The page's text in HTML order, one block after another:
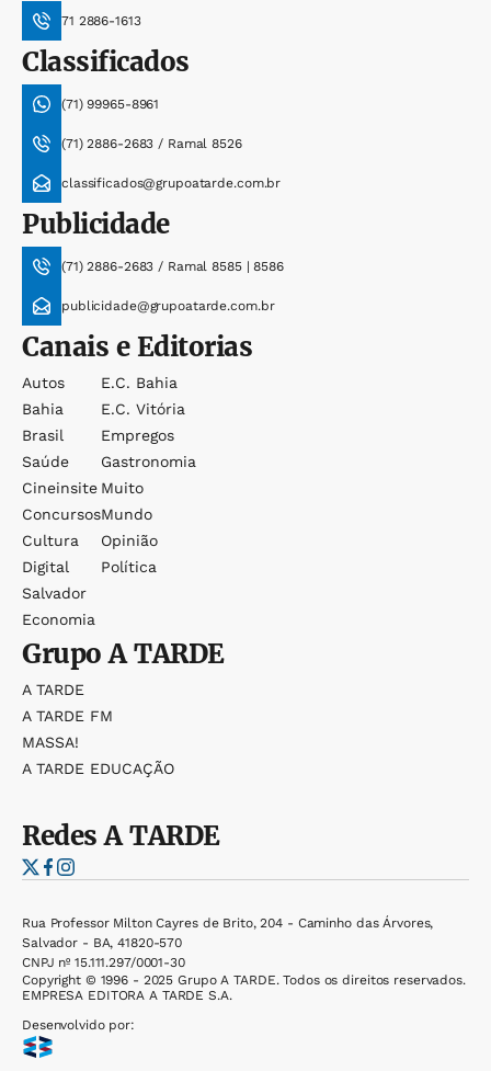
71 2886-1613
Classificados
(71) 99965-8961
(71) 2886-2683 / Ramal 8526
classificados@grupoatarde.com.br
Publicidade
(71) 2886-2683 / Ramal 8585 | 8586
publicidade@grupoatarde.com.br
Canais e Editorias
Autos
Bahia
Brasil
Saúde
Cineinsite
Concursos
Cultura
Digital
Salvador
Economia
E.c. Bahia
E.c. Vitória
Empregos
Gastronomia
Muito
Mundo
Opinião
Política
GrupoA TARDE
A TARDE
A TARDE FM
MASSA!
A TARDE EDUCAÇÃO
RedesA TARDE
Rua Professor Milton Cayres de Brito, 204 - Caminho das Árvores,
Salvador - BA, 41820-570
CNPJ nº 15.111.297/0001-30
Copyright © 1996 - 2025 Grupo A TARDE. Todos os direitos reservados.
EMPRESA EDITORA A TARDE S.A.
Desenvolvido por: